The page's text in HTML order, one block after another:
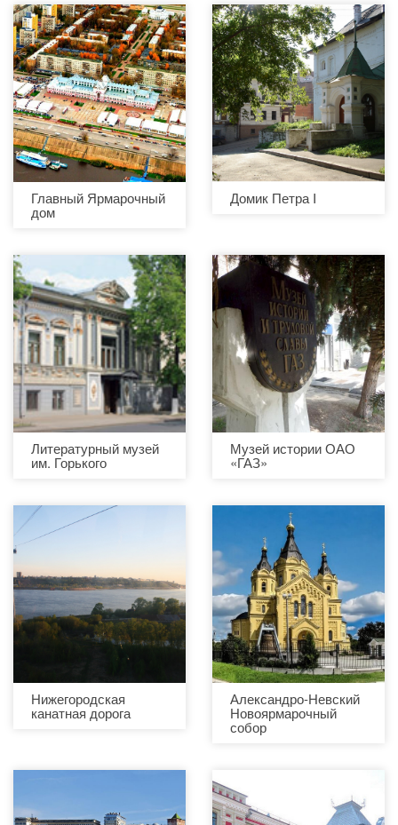
Главный Ярмарочный
дом
Домик Петра I
Литературный музей
им. Горького
Музей истории ОАО
«ГАЗ»
Нижегородская
канатная дорога
Александро-Невский
Новоярмарочный
собор